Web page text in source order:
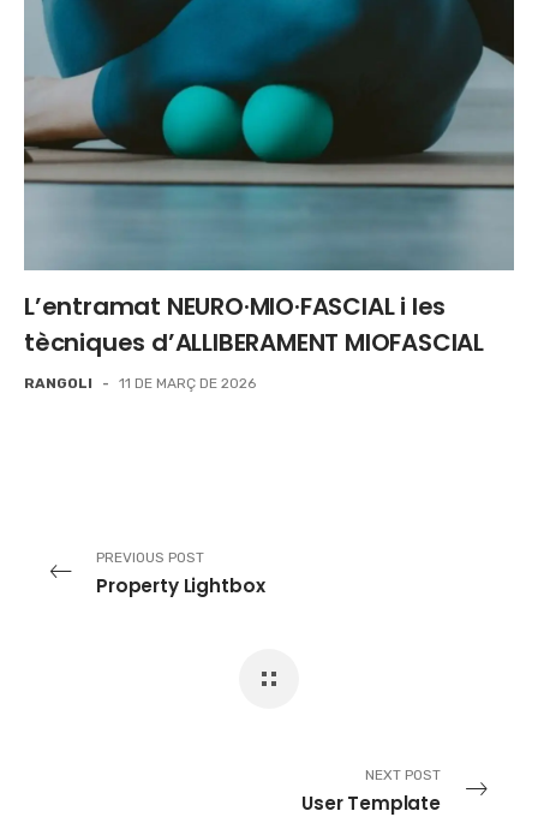
L’entramat NEURO·MIO·FASCIAL i les
tècniques d’ALLIBERAMENT MIOFASCIAL
RANGOLI - 11 DE MARÇ DE 2026
PREVIOUS POST
Property Lightbox
NEXT POST
User Template